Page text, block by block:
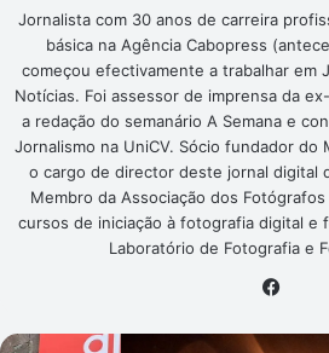
Jornalista com 30 anos de carreira
básica na Agência Cabopress
começou efectivamente a trabalhar em
Notícias. Foi assessor de imprensa da
a redação do semanário A Semana e
Jornalismo na UniCV. Sócio fundador do
o cargo de director deste jornal digital
Membro da Associação dos
cursos de iniciação à fotografia digital e
Laboratório de Fotografia e